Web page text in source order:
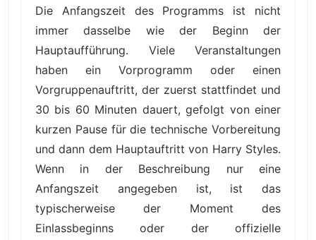
Die Anfangszeit des Programms ist nicht
immer dasselbe wie der Beginn der
Hauptaufführung. Viele Veranstaltungen
haben ein Vorprogramm oder einen
Vorgruppenauftritt, der zuerst stattfindet und
30 bis 60 Minuten dauert, gefolgt von einer
kurzen Pause für die technische Vorbereitung
und dann dem Hauptauftritt von Harry Styles.
Wenn in der Beschreibung nur eine
Anfangszeit angegeben ist, ist das
typischerweise der Moment des
Einlassbeginns oder der offizielle